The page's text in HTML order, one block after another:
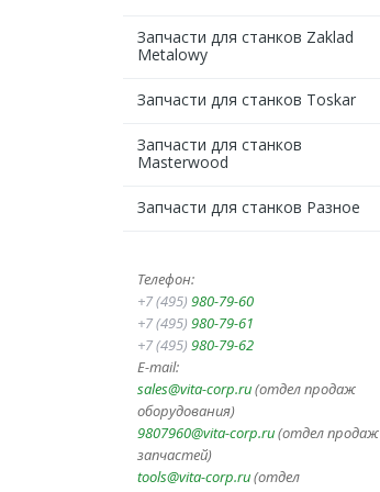
Запчасти для станков Zaklad
Metalowy
Запчасти для станков Toskar
Запчасти для станков
Masterwood
Запчасти для станков Разное
Телефон:
+7 (495) 980-79-60
+7 (495) 980-79-61
+7 (495) 980-79-62
E-mail:
sales@vita-corp.ru(отдел продаж
оборудования)
9807960@vita-corp.ru(отдел продаж
запчастей)
tools@vita-corp.ru(отдел